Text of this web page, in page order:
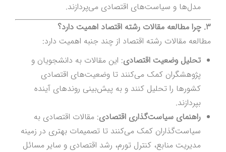
مدل‌ها و سیاست‌های اقتصادی می‌پردازند.
3. چرا مطالعه مقالات رشته اقتصاد اهمیت دارد؟
مطالعه مقالات رشته اقتصاد از چند جنبه اهمیت دارد:
تحلیل وضعیت اقتصادی: این مقالات به دانشجویان و
پژوهشگران کمک می‌کنند تا وضعیت‌های اقتصادی
کشورها را تحلیل کنند و به پیش‌بینی روندهای آینده
بپردازند.
راهنمای سیاست‌گذاری اقتصادی: مقالات اقتصادی به
سیاست‌گذاران کمک می‌کنند تا تصمیمات بهتری در زمینه
مدیریت منابع، کنترل تورم، رشد اقتصادی و سایر مسائل